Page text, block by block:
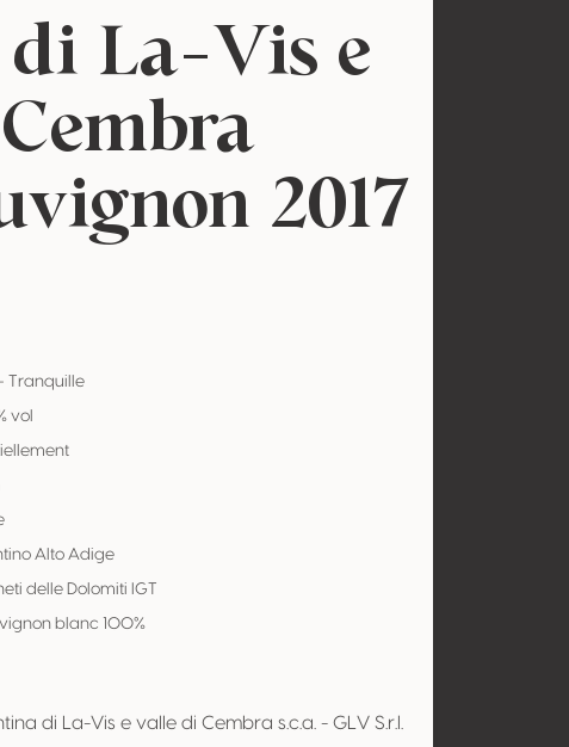
La-Vis e
2017
Tranquille
vol
Alto Adige
delle Dolomiti IGT
blanc 100%
di La-Vis e valle di Cembra s.c.a. - GLV S.r.l.